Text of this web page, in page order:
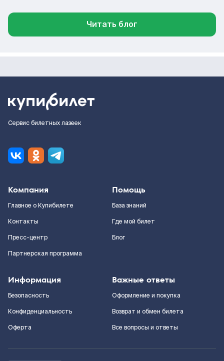
Читать блог
Сервис билетных лазеек
Компания
Главное о Купибилете
Контакты
Пресс-центр
Партнерская программа
Помощь
База знаний
Где мой билет
Блог
Информация
Безопасность
Конфиденциальность
Оферта
Важные ответы
Оформление и покупка
Возврат и обмен билета
Все вопросы и ответы